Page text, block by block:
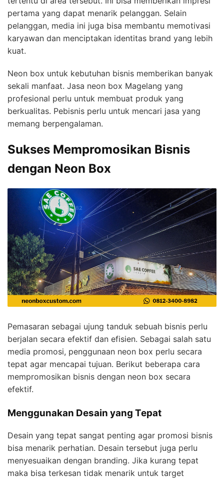
pertama yang dapat menarik pelanggan. Selain
pelanggan, media ini juga bisa membantu memotivasi
karyawan dan menciptakan identitas brand yang lebih
kuat.
Neon box untuk kebutuhan bisnis memberikan banyak
sekali manfaat. Jasa neon box Magelang yang
profesional perlu untuk membuat produk yang
berkualitas. Pebisnis perlu untuk mencari jasa yang
memang berpengalaman.
Sukses Mempromosikan Bisnis
dengan Neon Box
Pemasaran sebagai ujung tanduk sebuah bisnis perlu
berjalan secara efektif dan efisien. Sebagai salah satu
media promosi, penggunaan neon box perlu secara
tepat agar mencapai tujuan. Berikut beberapa cara
mempromosikan bisnis dengan neon box secara
efektif.
Menggunakan Desain yang Tepat
Desain yang tepat sangat penting agar promosi bisnis
bisa menarik perhatian. Desain tersebut juga perlu
menyesuaikan dengan branding. Jika kurang tepat
maka bisa terkesan tidak menarik untuk target